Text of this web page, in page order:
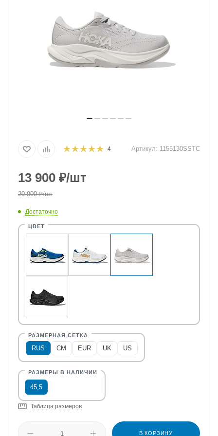
4 Артикул: 1155130SSTC
13 900 ₽/шт
20 900₽/шт
Достаточно
RUS CM EUR UK US
45,5
Таблица размеров
В КОРЗИНУ